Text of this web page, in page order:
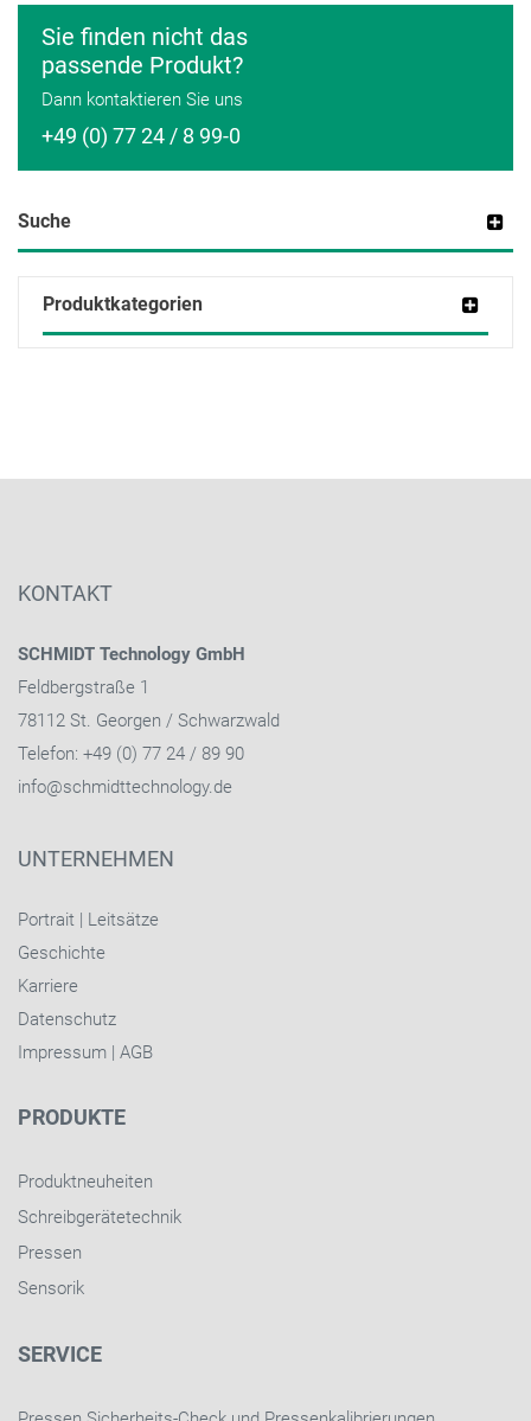
Sie finden nicht das
passende Produkt?
Dann kontaktieren Sie uns
+49 (0) 77 24 / 8 99-0
Suche
Produktkategorien
KONTAKT
SCHMIDT Technology GmbH
Feldbergstraße 1
78112 St. Georgen / Schwarzwald
Telefon: +49 (0) 77 24 / 89 90
info@schmidttechnology.de
UNTERNEHMEN
Portrait | Leitsätze
Geschichte
Karriere
Datenschutz
Impressum | AGB
PRODUKTE
Produktneuheiten
Schreibgerätetechnik
Pressen
Sensorik
SERVICE